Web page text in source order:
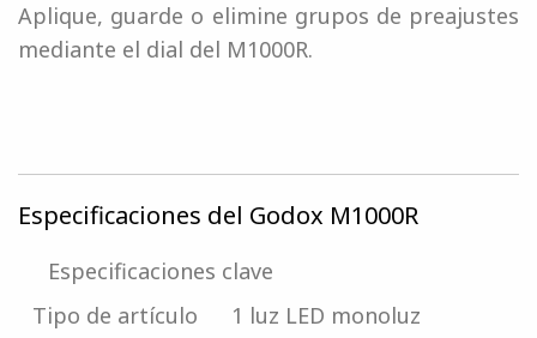
Aplique, guarde o elimine grupos de preajustes
mediante el dial del M1000R.
Especificaciones del Godox M1000R
Especificaciones clave
Tipo de artículo
1 luz LED monoluz